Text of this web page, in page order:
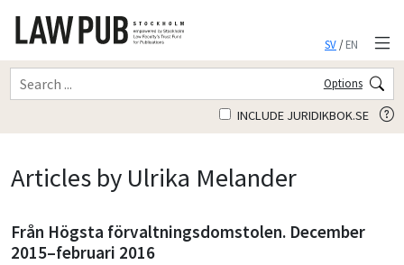
SV/EN
Options
INCLUDE JURIDIKBOK.SE
Articles by Ulrika Melander
Från Högsta förvaltningsdomstolen. December
2015–februari 2016